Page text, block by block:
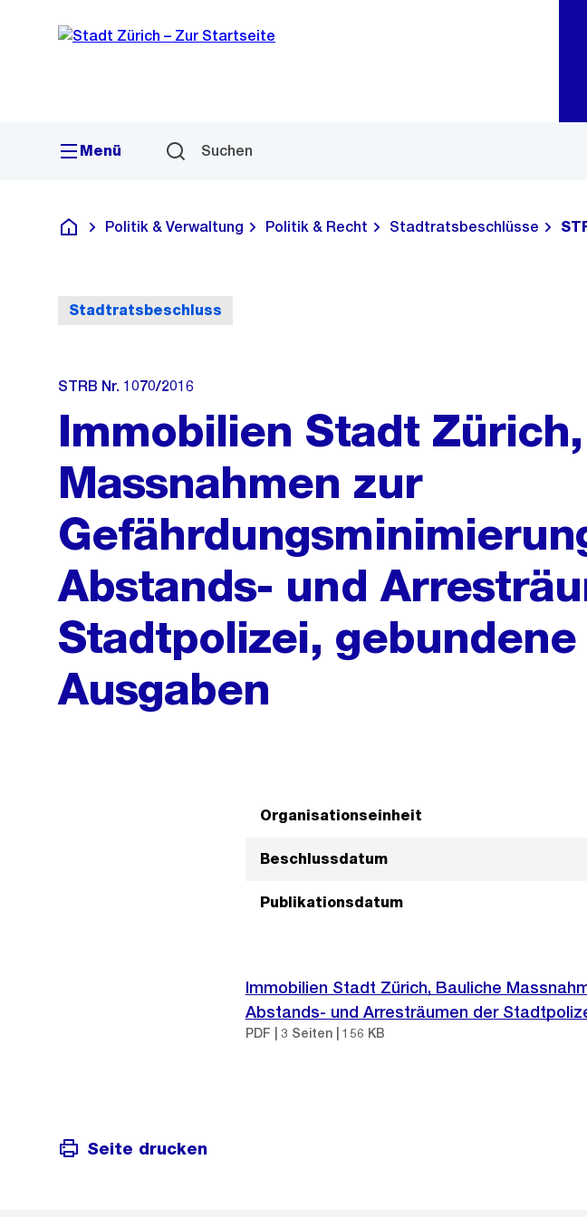
Navigation
Sprunglink
Menü Suchen
Deutsch
Politik & Verwaltung Politik & Recht Stadtratsbeschlüsse
Stadtratsbeschluss
STRB Nr. 1070/2016
Immobilien Stadt
Massnahmen zur
Abstands- und
Stadtpolizei, gebundene
Ausgaben
Organisationseinheit
Beschlussdatum
Publikationsdatum
Immobilien Stadt Zürich, Bauliche
Abstands- und Arresträumen der
PDF | 3 Seiten | 156 KB
Seite drucken